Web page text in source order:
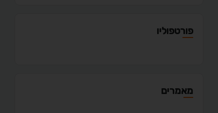
פורטפוליו
מאמרים